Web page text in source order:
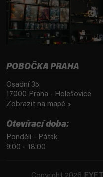
POBOČKA PRAHA
Osadní 35
17000 Praha - Holešovice
Zobrazit na mapě
Otevírací doba:
Pondělí - Pátek
9:00 - 18:00